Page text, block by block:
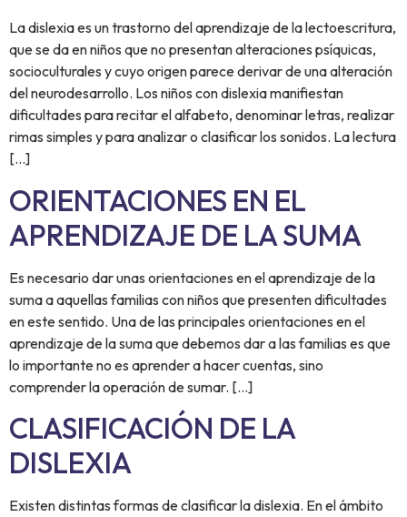
La dislexia es un trastorno del aprendizaje de la lectoescritura,
que se da en niños que no presentan alteraciones psíquicas,
socioculturales y cuyo origen parece derivar de una alteración
del neurodesarrollo. Los niños con dislexia manifiestan
dificultades para recitar el alfabeto, denominar letras, realizar
rimas simples y para analizar o clasificar los sonidos. La lectura
[…]
ORIENTACIONES EN EL
APRENDIZAJE DE LA SUMA
Es necesario dar unas orientaciones en el aprendizaje de la
suma a aquellas familias con niños que presenten dificultades
en este sentido. Una de las principales orientaciones en el
aprendizaje de la suma que debemos dar a las familias es que
lo importante no es aprender a hacer cuentas, sino
comprender la operación de sumar. […]
CLASIFICACIÓN DE LA
DISLEXIA
Existen distintas formas de clasificar la dislexia. En el ámbito